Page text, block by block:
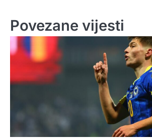
Povezane vijesti